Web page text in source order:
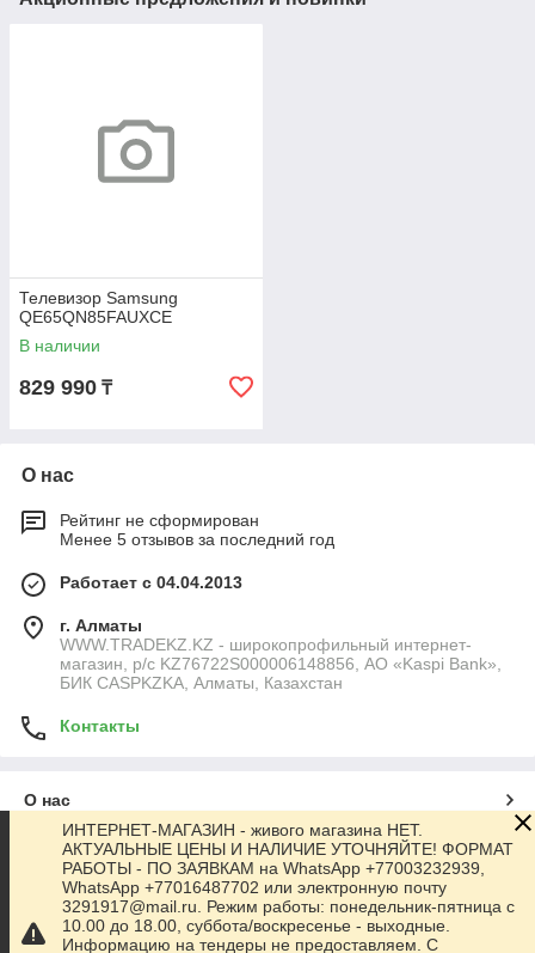
Телевизор Samsung
QE65QN85FAUXCE
В наличии
829 990 ₸
О нас
Рейтинг не сформирован
Менее 5 отзывов за последний год
Работает с 04.04.2013
г. Алматы
WWW.TRADEKZ.KZ - широкопрофильный интернет-
магазин, р/с KZ76722S000006148856, АО «Kaspi Bank»,
БИК CASPKZKA, Алматы, Казахстан
Контакты
О нас
Контакты
Доставка и оплата
ИНТЕРНЕТ-МАГАЗИН - живого магазина НЕТ.
АКТУАЛЬНЫЕ ЦЕНЫ И НАЛИЧИЕ УТОЧНЯЙТЕ! ФОРМАТ
РАБОТЫ - ПО ЗАЯВКАМ на WhatsApp +77003232939,
WhatsApp +77016487702 или электронную почту
3291917@mail.ru. Режим работы: понедельник-пятница с
10.00 до 18.00, суббота/воскресенье - выходные.
Информацию на тендеры не предоставляем. С